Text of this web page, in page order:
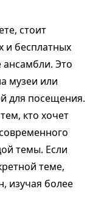
стоит
и бесплатных
ансамбли. Это
музеи или
для посещения.
кто хочет
темы. Если
теме,
изучая более